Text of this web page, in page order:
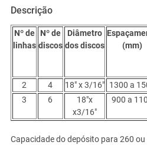
Descrição
Nº de
linhas
Nº de
discos
Diâmetro
dos discos
(mm)
2
4 18" x 3/16" 1300 a
3
6
18"x
x3/16"
900 a
Capacidade do depósito para 260